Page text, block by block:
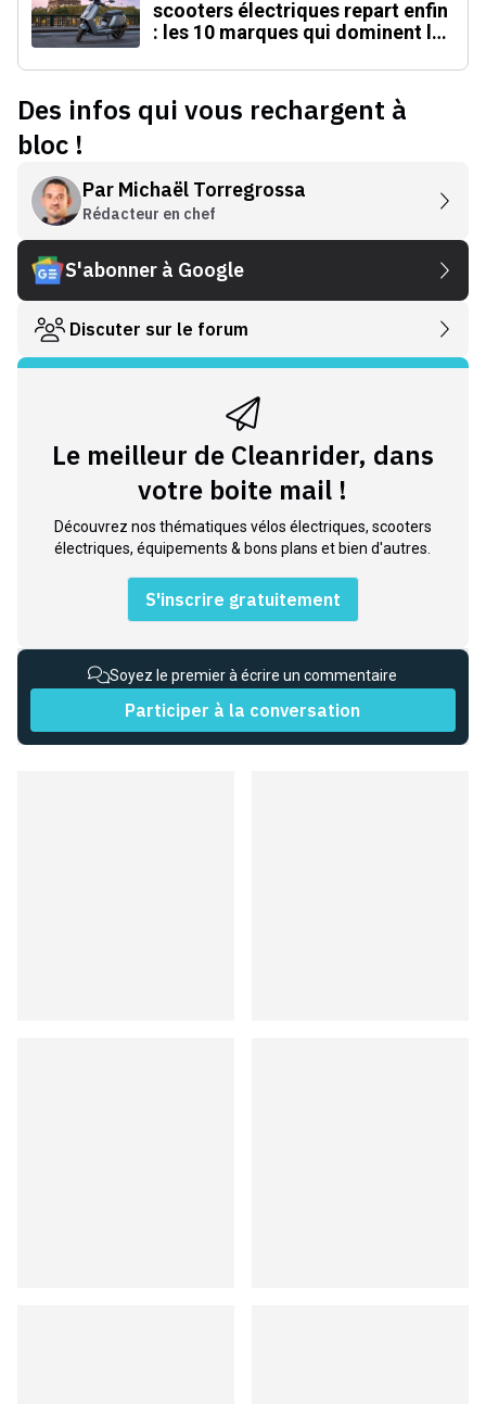
scooters électriques repart enfin
: les 10 marques qui dominent la
Des infos qui vous rechargent à
bloc !
Par Michaël Torregrossa
Rédacteur en chef
S'abonner à Google
Discuter sur le forum
Le meilleur de Cleanrider, dans
votre boite mail !
Découvrez nos thématiques vélos électriques, scooters
électriques, équipements & bons plans et bien d'autres.
S'inscrire gratuitement
Soyez le premier à écrire un commentaire
Participer à la conversation